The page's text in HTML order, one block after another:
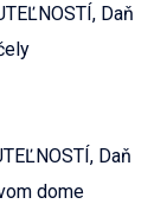
Daň
Daň
dome